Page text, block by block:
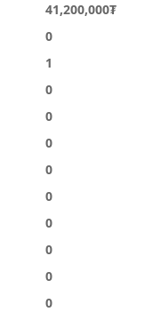
41,200,000₮
0
1
0
0
0
0
0
0
0
0
0